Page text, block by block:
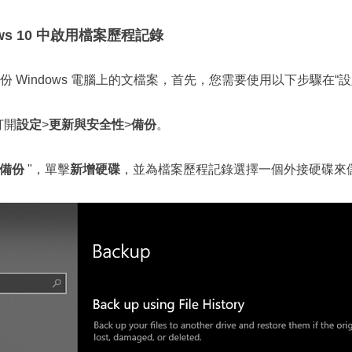
10 中啟用檔案歷程記錄
Windows 電腦上的文檔案，首先，您需要使用以下步驟在“
開設定>更新與安全性>備份。
份"，單擊新增硬碟 ，並為檔案歷程記錄選擇一個外接硬碟